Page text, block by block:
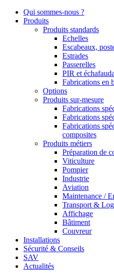
Qui sommes-nous ?
Produits
Produits standards
Echelles
Escabeaux,
Estrades
Passerelles
PIR et
Fabrications en
Options
Produits sur-mesure
Fabrications
Fabrications
Fabrications
composites
Produits métiers
Préparation de
Viticulture
Pompier
Industrie
Aviation
Maintenance /
Transport &
Affichage
Bâtiment
Couvreur
Installations
Sécurité & Conseils
SAV
Actualités